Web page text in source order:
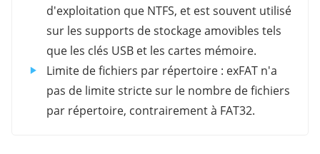
d'exploitation que NTFS, et est souvent utilisé
sur les supports de stockage amovibles tels
que les clés USB et les cartes mémoire.
Limite de fichiers par répertoire : exFAT n'a
pas de limite stricte sur le nombre de fichiers
par répertoire, contrairement à FAT32.